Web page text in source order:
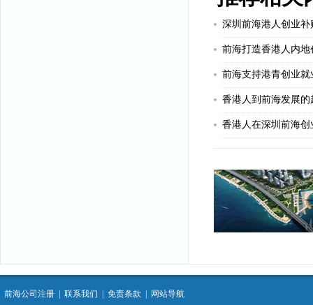
深圳前海港人创业
前海打造香港人内
前海支持港青创业
香港人到前海发展
香港人在深圳前海创
前海公司注册 联系我们 免责条款 网站导航